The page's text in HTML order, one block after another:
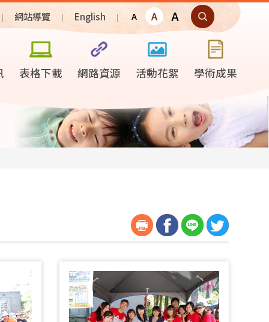
網站導覽 English A A A
表格下載 網路資源 活動花絮 學術成果